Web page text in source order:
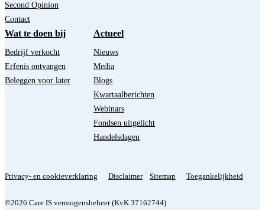
Second Opinion
Contact
Wat te doen bij
Bedrijf verkocht
Erfenis ontvangen
Beleggen voor later
Actueel
Nieuws
Media
Blogs
Kwartaalberichten
Webinars
Fondsen uitgelicht
Handelsdagen
Privacy- en cookieverklaring Disclaimer Sitemap Toegankelijkheid
©2026 Care IS vermogensbeheer (KvK 37162744)